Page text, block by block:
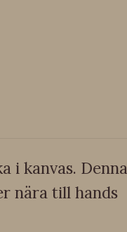
i kanvas. Denna
nära till hands